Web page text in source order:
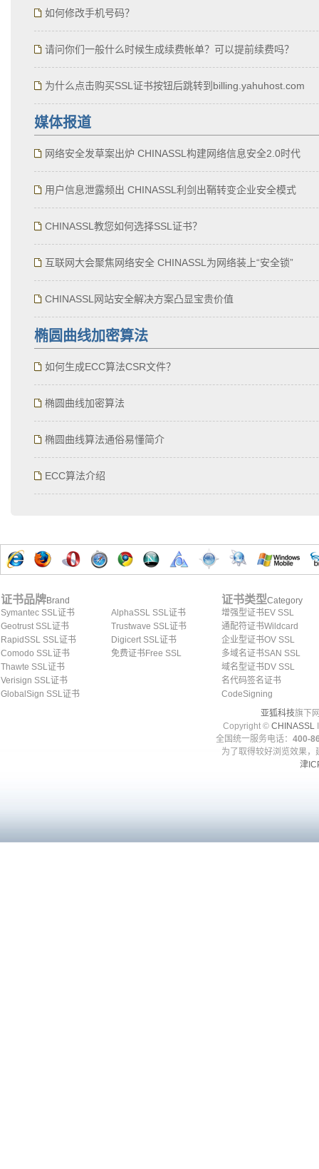
如何修改手机号码？
请问你们一般什么时候生成续费帐单？可以提前续费吗？
为什么点击购买SSL证书按钮后跳转到billing.yahuhost.com
媒体报道
网络安全发草案出炉 CHINASSL构建网络信息安全2.0时代
用户信息泄露频出 CHINASSL利剑出鞘转变企业安全模式
CHINASSL教您如何选择SSL证书？
互联网大会聚焦网络安全 CHINASSL为网络装上“安全锁”
CHINASSL网站安全解决方案凸显宝贵价值
椭圆曲线加密算法
如何生成ECC算法CSR文件？
椭圆曲线加密算法
椭圆曲线算法通俗易懂简介
ECC算法介绍
证书品牌Brand
Symantec SSL证书
Geotrust SSL证书
RapidSSL SSL证书
Comodo SSL证书
Thawte SSL证书
Verisign SSL证书
GlobalSign SSL证书
AlphaSSL SSL证书
Trustwave SSL证书
Digicert SSL证书
免费证书Free SSL
证书类型Category
增强型证书EV SSL
通配符证书Wildcard
企业型证书OV SSL
多域名证书SAN SSL
域名型证书DV SSL
名代码签名证书
CodeSigning
亚狐科技旗下
Copyright © CHINASSL
全国统一服务电话： 400-
为了取得较好浏览效果
津